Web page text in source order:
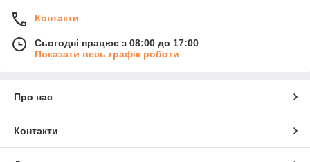
Контакти
Сьогодні працює з 08:00 до 17:00
Показати весь графік роботи
Про нас
Контакти